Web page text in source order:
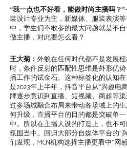
“我一点也不好看，能做时尚主播吗？
装设计专业为主，新媒体、服装表演
中，学生们不敢参的最大问题就是不
做主播，对此要怎么看？
王大菊： 外貌在任何时代都不是发展
时，条件反射的匹配性思维是外形优
播工作的试金石。这种标签化的认知
是2023年上半年，抖音平台从“兴趣电
牌逐步意识到直播、短视频、商超等
过多场域融合布局来带动各场域上的
何升级，直播平台的目的都是突破单
中。所以在主播人设的打造上，也不
氛围当中。回归大部分自媒体平台的“
们发现，MCN机构选择主播更看中“网